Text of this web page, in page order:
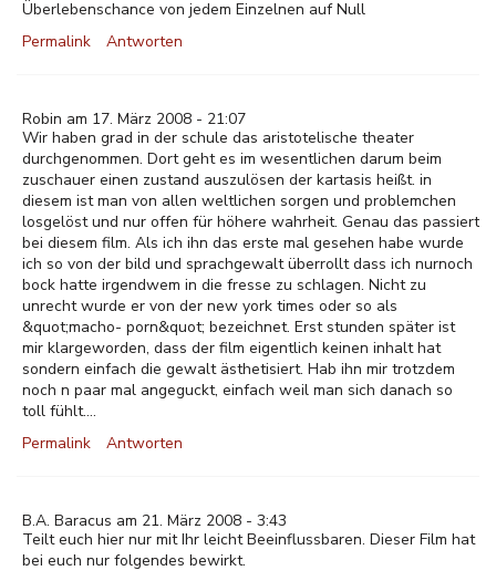
Überlebenschance von jedem Einzelnen auf Null
Permalink
Antworten
Robin am 17. März 2008 - 21:07
Wir haben grad in der schule das aristotelische theater
durchgenommen. Dort geht es im wesentlichen darum beim
zuschauer einen zustand auszulösen der kartasis heißt. in
diesem ist man von allen weltlichen sorgen und problemchen
losgelöst und nur offen für höhere wahrheit. Genau das passiert
bei diesem film. Als ich ihn das erste mal gesehen habe wurde
ich so von der bild und sprachgewalt überrollt dass ich nurnoch
bock hatte irgendwem in die fresse zu schlagen. Nicht zu
unrecht wurde er von der new york times oder so als
&quot;macho- porn&quot; bezeichnet. Erst stunden später ist
mir klargeworden, dass der film eigentlich keinen inhalt hat
sondern einfach die gewalt ästhetisiert. Hab ihn mir trotzdem
noch n paar mal angeguckt, einfach weil man sich danach so
toll fühlt....
Permalink
Antworten
B.A. Baracus am 21. März 2008 - 3:43
Teilt euch hier nur mit Ihr leicht Beeinflussbaren. Dieser Film hat
bei euch nur folgendes bewirkt.